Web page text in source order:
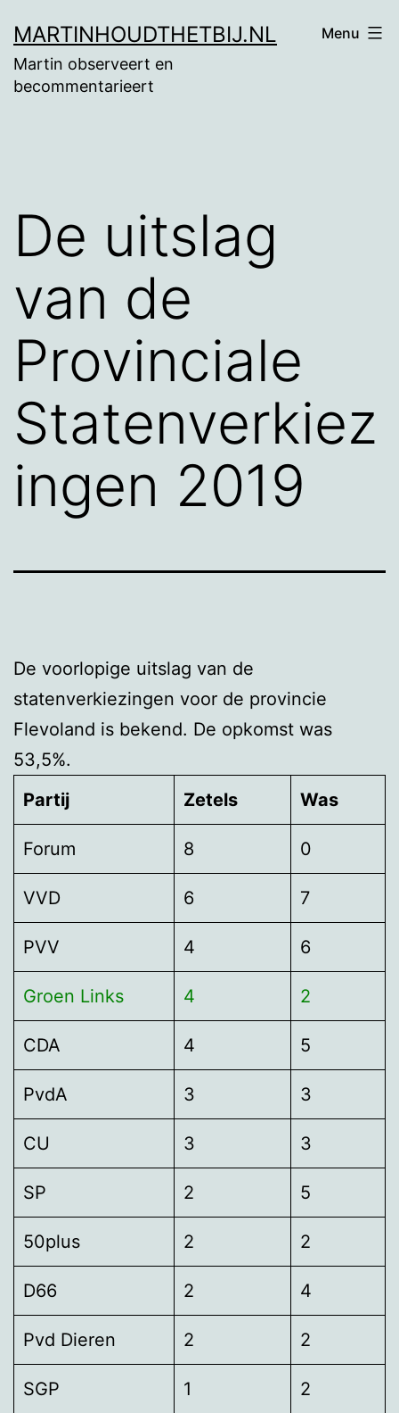
naar
de
MARTINHOUDTHETBIJ.NL
Martin observeert en
becommentarieert
Menu
De uitslag
van de
Provinciale
Statenverkiez
ingen 2019
De voorlopige uitslag van de
statenverkiezingen voor de provincie
Flevoland is bekend. De opkomst was
53,5%.
Partij
Zetels Was
Forum 8 0
VVD 6 7
PVV 4 6
Groen Links 4 2
CDA 4 5
PvdA 3 3
CU 3 3
SP 2 5
50plus 2 2
D66 2 4
Pvd Dieren 2 2
SGP 1 2